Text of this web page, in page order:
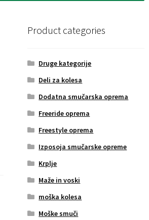
Product categories
Druge kategorije
Deli za kolesa
Dodatna smučarska oprema
Freeride oprema
Freestyle oprema
Izposoja smučarske opreme
Krplje
Maže in voski
moška kolesa
Moške smuči